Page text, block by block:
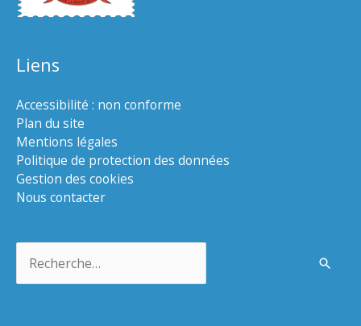
Liens
Accessibilité : non conforme
Plan du site
Mentions légales
Politique de protection des données
Gestion des cookies
Nous contacter